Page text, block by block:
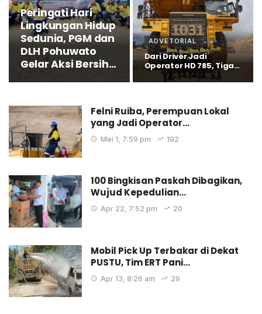
Peringati Hari
Lingkungan Hidup
Sedunia, PGM dan
DLH Pohuwato
Gelar Aksi Bersih
ADVETORIAL
Dari Driver Jadi
Operator HD 785, Tiga
Putra Pohuwato…
Felni Ruiba, Perempuan Lokal
yang Jadi Operator…
Mei 1, 7:59 pm 192
100 Bingkisan Paskah Dibagikan,
Wujud Kepedulian…
Apr 22, 7:52 pm 20
Mobil Pick Up Terbakar di Dekat
PUSTU, Tim ERT Pani…
Apr 13, 8:26 am 29